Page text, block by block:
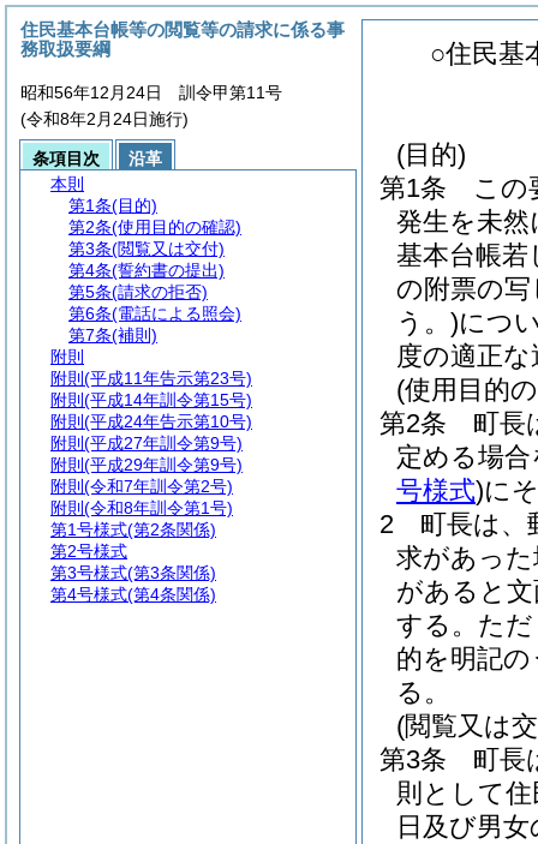
○住民基
(目的)
第1条
この
発生を未
基本台帳
の附票の
う。)につ
度の適正
(使用目的
第2条
町長
定める場
号様式)に
2
町長は、
求があっ
があると
する。 た
的を明記
る。
(閲覧又は
第3条
町長
則として
日及び男
住民基本台帳等の閲覧等の請求に係る事
務取扱要綱
昭和56年12月24日 訓令甲第11号
(令和8年2月24日施行)
条項目次
沿革
本則
第1条(目的)
第2条(使用目的の確認)
第3条(閲覧又は交付)
第4条(誓約書の提出)
第5条(請求の拒否)
第6条(電話による照会)
第7条(補則)
附則
附則 (平成11年告示第23号)
附則 (平成14年訓令第15号)
附則 (平成24年告示第10号)
附則 (平成27年訓令第9号)
附則 (平成29年訓令第9号)
附則 (令和7年訓令第2号)
附則 (令和8年訓令第1号)
第1号様式(第2条関係)
第2号様式
第3号様式(第3条関係)
第4号様式(第4条関係)